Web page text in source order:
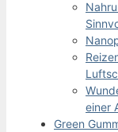
einer
Green